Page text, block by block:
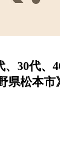
30代、
松本市